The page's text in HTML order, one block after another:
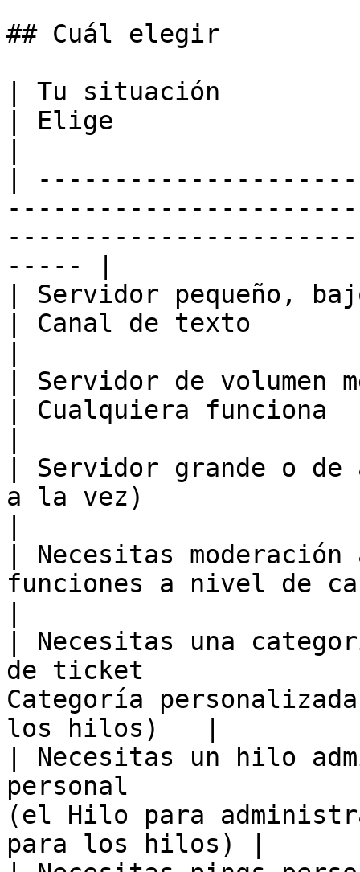
## Cuál elegir
| Tu situación
| Elige
|
----- |
| Servidor pequeño,
| Canal de texto
| Servidor de volumen
| Cualquiera funciona
| Servidor grande o
a la vez)
| Necesitas
funciones a nivel de
| Necesitas una
de ticket
Categoría
los hilos)   |
| Necesitas un hilo
personal
(el Hilo para
para los hilos) |